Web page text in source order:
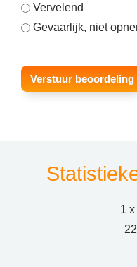
Vervelend
Gevaarlijk, niet
1